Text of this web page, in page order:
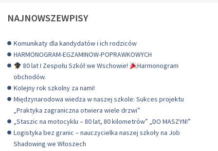
NAJNOWSZEWPISY
Komunikaty dla kandydatów i ich rodziców
HARMONOGRAM-EGZAMINOW-POPRAWKOWYCH
80 lat I Zespołu Szkół we Wschowie!
Harmonogram
obchodów.
Kolejny rok szkolny za nami!
Międzynarodowa wiedza w naszej szkole: Sukces projektu
„Praktyka zagraniczna otwiera wiele drzwi”
„Staszic na motocyklu – 80 lat, 80 kilometrów” „DO MASZYN!”
Logistyka bez granic – nauczycielka naszej szkoły na Job
Shadowing we Włoszech